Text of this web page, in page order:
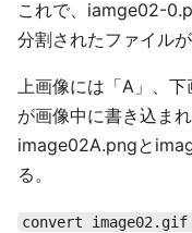
これで、iamge02-
分割されたファイル
上画像には「A」、
が画像中に書き込ま
image02A.pngと
る。
convert image02.gif